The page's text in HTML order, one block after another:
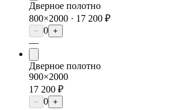
Дверное полотно
800×2000 · 17 200 ₽
− 0 +
—
Дверное полотно
900×2000
17 200 ₽
− 0 +